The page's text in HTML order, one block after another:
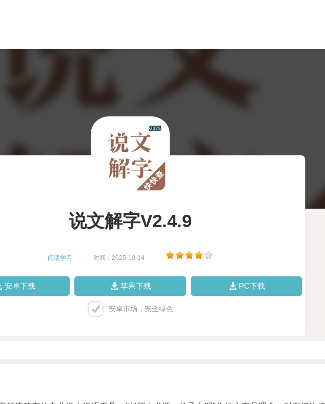
说文解字V2.4.9
阅读学习 时间：2025-10-14
安卓下载 苹果下载 PC下载
安卓市场，安全绿色